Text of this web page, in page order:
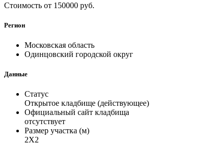
Стоимость от 150000 руб.
Регион
Московская область
Одинцовский городской округ
Данные
Статус
Открытое кладбище (действующее)
Официальный сайт кладбища
отсутствует
Размер участка (м)
2Х2